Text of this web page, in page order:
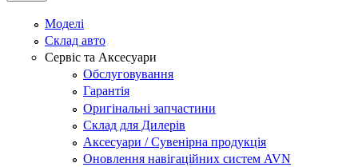
Моделі
Склад авто
Сервіс та Аксесуари
Обслуговування
Гарантія
Оригінальні запчастини
Склад для Дилерів
Аксесуари / Сувенірна продукція
Оновлення навігаційних систем AVN